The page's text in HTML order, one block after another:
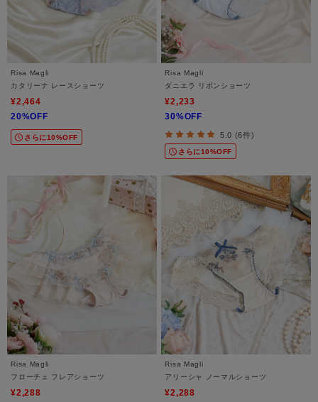
Risa Magli
カタリーナ レースショーツ
¥2,464
20%OFF
さらに10%OFF
Risa Magli
ダニエラ リボンショーツ
¥2,233
30%OFF
5.0 (6件)
さらに10%OFF
Risa Magli
フローチェ フレアショーツ
¥2,288
Risa Magli
アリーシャ ノーマルショーツ
¥2,288